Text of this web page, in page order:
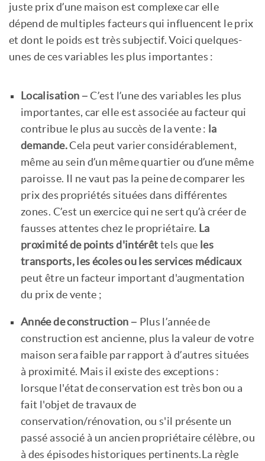
juste prix d’une maison est complexe car elle
dépend de multiples facteurs qui influencent le prix
et dont le poids est très subjectif. Voici quelques-
unes de ces variables les plus importantes :
Localisation – C’est l’une des variables les plus
importantes, car elle est associée au facteur qui
contribue le plus au succès de la vente : la
demande.Cela peut varier considérablement,
même au sein d’un même quartier ou d’une même
paroisse. Il ne vaut pas la peine de comparer les
prix des propriétés situées dans différentes
zones. C’est un exercice qui ne sert qu’à créer de
fausses attentes chez le propriétaire. La
proximité de points d'intérêt tels que les
transports, les écoles ou les services médicaux
peut être un facteur important d'augmentation
du prix de vente ;
Année de construction – Plus l’année de
construction est ancienne, plus la valeur de votre
maison sera faible par rapport à d’autres situées
à proximité. Mais il existe des exceptions :
lorsque l'état de conservation est très bon ou a
fait l'objet de travaux de
conservation/rénovation, ou s'il présente un
passé associé à un ancien propriétaire célèbre, ou
à des épisodes historiques pertinents.La règle